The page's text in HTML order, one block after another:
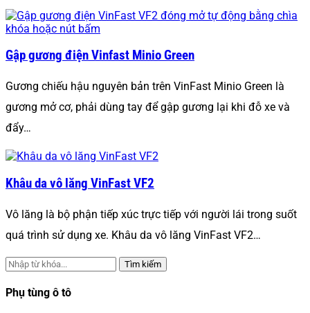
Gập gương điện Vinfast Minio Green
Gương chiếu hậu nguyên bản trên VinFast Minio Green là
gương mở cơ, phải dùng tay để gập gương lại khi đỗ xe và
đẩy…
Khâu da vô lăng VinFast VF2
Vô lăng là bộ phận tiếp xúc trực tiếp với người lái trong suốt
quá trình sử dụng xe. Khâu da vô lăng VinFast VF2…
Tìm kiếm
Phụ tùng ô tô